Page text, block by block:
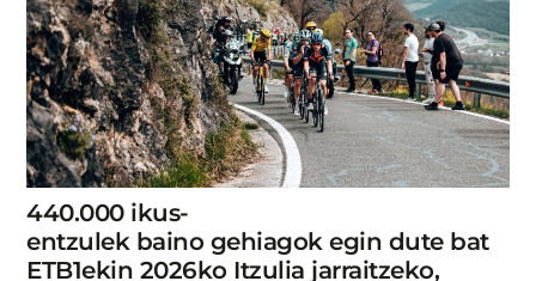
440.000 ikus-
entzulek baino gehiagok egin dute bat
ETB1ekin 2026ko Itzulia jarraitzeko,